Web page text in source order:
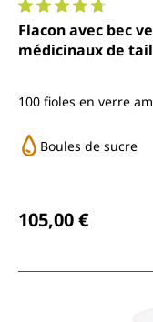
Note moyenne de
Flacon avec bec
médicinaux de
100 fioles en verre
Boules de sucre
105,00 €